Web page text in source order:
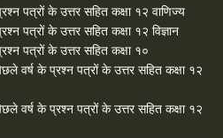
पत्रों के उत्तर सहित कक्षा १२ वाणिज्य
पत्रों के उत्तर सहित कक्षा १२ विज्ञान
पत्रों के उत्तर सहित कक्षा १०
वर्ष के प्रश्न पत्रों के उत्तर सहित कक्षा १२
वर्ष के प्रश्न पत्रों के उत्तर सहित कक्षा १२